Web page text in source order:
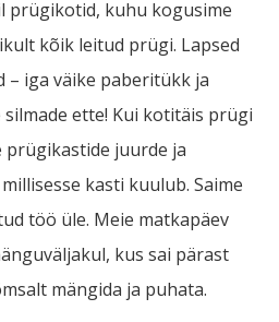
prügikotid, kuhu kogusime
kõik leitud prügi. Lapsed
– iga väike paberitükk ja
ette! Kui kotitäis prügi
prügikastide juurde ja
kasti kuulub. Saime
töö üle. Meie matkapäev
kus sai pärast
mängida ja puhata.